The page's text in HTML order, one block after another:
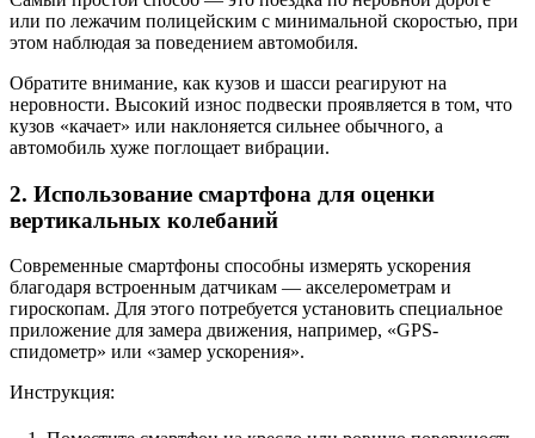
или по лежачим полицейским с минимальной скоростью, при
этом наблюдая за поведением автомобиля.
Обратите внимание, как кузов и шасси реагируют на
неровности. Высокий износ подвески проявляется в том, что
кузов «качает» или наклоняется сильнее обычного, а
автомобиль хуже поглощает вибрации.
2. Использование смартфона для оценки
вертикальных колебаний
Современные смартфоны способны измерять ускорения
благодаря встроенным датчикам — акселерометрам и
гироскопам. Для этого потребуется установить специальное
приложение для замера движения, например, «GPS-
спидометр» или «замер ускорения».
Инструкция: